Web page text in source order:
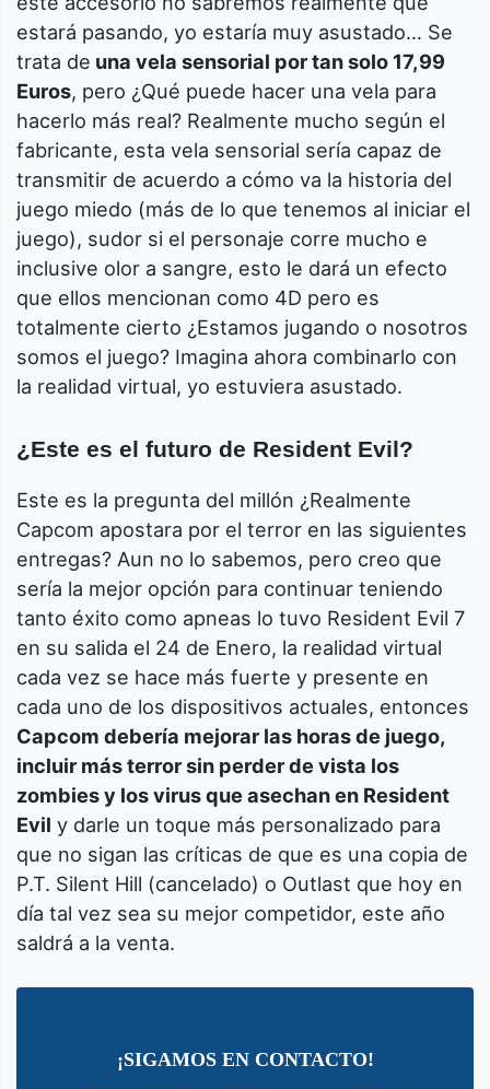
estará pasando, yo estaría muy asustado… Se
trata de una vela sensorial por tan solo 17,99
Euros, pero ¿Qué puede hacer una vela para
hacerlo más real? Realmente mucho según el
fabricante, esta vela sensorial sería capaz de
transmitir de acuerdo a cómo va la historia del
juego miedo (más de lo que tenemos al iniciar el
juego), sudor si el personaje corre mucho e
inclusive olor a sangre, esto le dará un efecto
que ellos mencionan como 4D pero es
totalmente cierto ¿Estamos jugando o nosotros
somos el juego? Imagina ahora combinarlo con
la realidad virtual, yo estuviera asustado.
¿Este es el futuro de Resident Evil?
Este es la pregunta del millón ¿Realmente
Capcom apostara por el terror en las siguientes
entregas? Aun no lo sabemos, pero creo que
sería la mejor opción para continuar teniendo
tanto éxito como apneas lo tuvo Resident Evil 7
en su salida el 24 de Enero, la realidad virtual
cada vez se hace más fuerte y presente en
cada uno de los dispositivos actuales, entonces
Capcom debería mejorar las horas de juego,
incluir más terror sin perder de vista los
zombies y los virus que asechan en Resident
Evil y darle un toque más personalizado para
que no sigan las críticas de que es una copia de
P.T. Silent Hill (cancelado) o Outlast que hoy en
día tal vez sea su mejor competidor, este año
saldrá a la venta.
¡SIGAMOS EN CONTACTO!